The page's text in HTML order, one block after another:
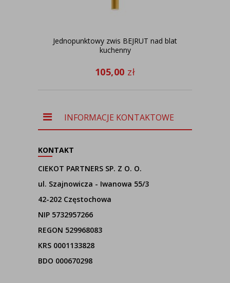
Jednopunktowy zwis BEJRUT nad blat
kuchenny
105,00 zł
INFORMACJE KONTAKTOWE
KONTAKT
CIEKOT PARTNERS SP. Z O. O.
ul. Szajnowicza - Iwanowa 55/3
42-202 Częstochowa
NIP 5732957266
REGON 529968083
KRS 0001133828
BDO 000670298